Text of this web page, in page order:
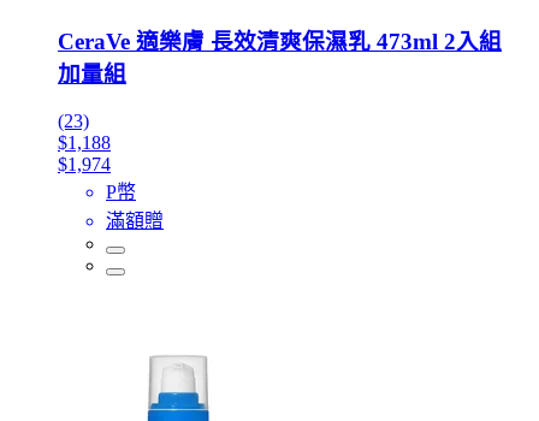
CeraVe 適樂膚 長效清爽保濕乳 473ml 2入組
加量組
(23)
$1,188
$1,974
P幣
滿額贈